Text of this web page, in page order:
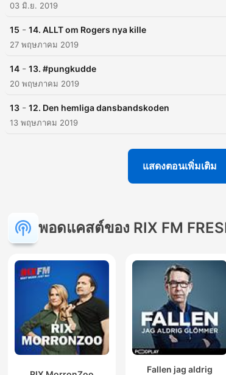
03 มิ.ย. 2019
15 - 14. ALLT om Rogers nya kille
27 พฤษภาคม 2019
14 - 13. #pungkudde
20 พฤษภาคม 2019
13 - 12. Den hemliga dansbandskoden
13 พฤษภาคม 2019
แสดงตอนเพิ่มเติม
พอดแคสต์ของ RIX FM
Fallen jag aldrig